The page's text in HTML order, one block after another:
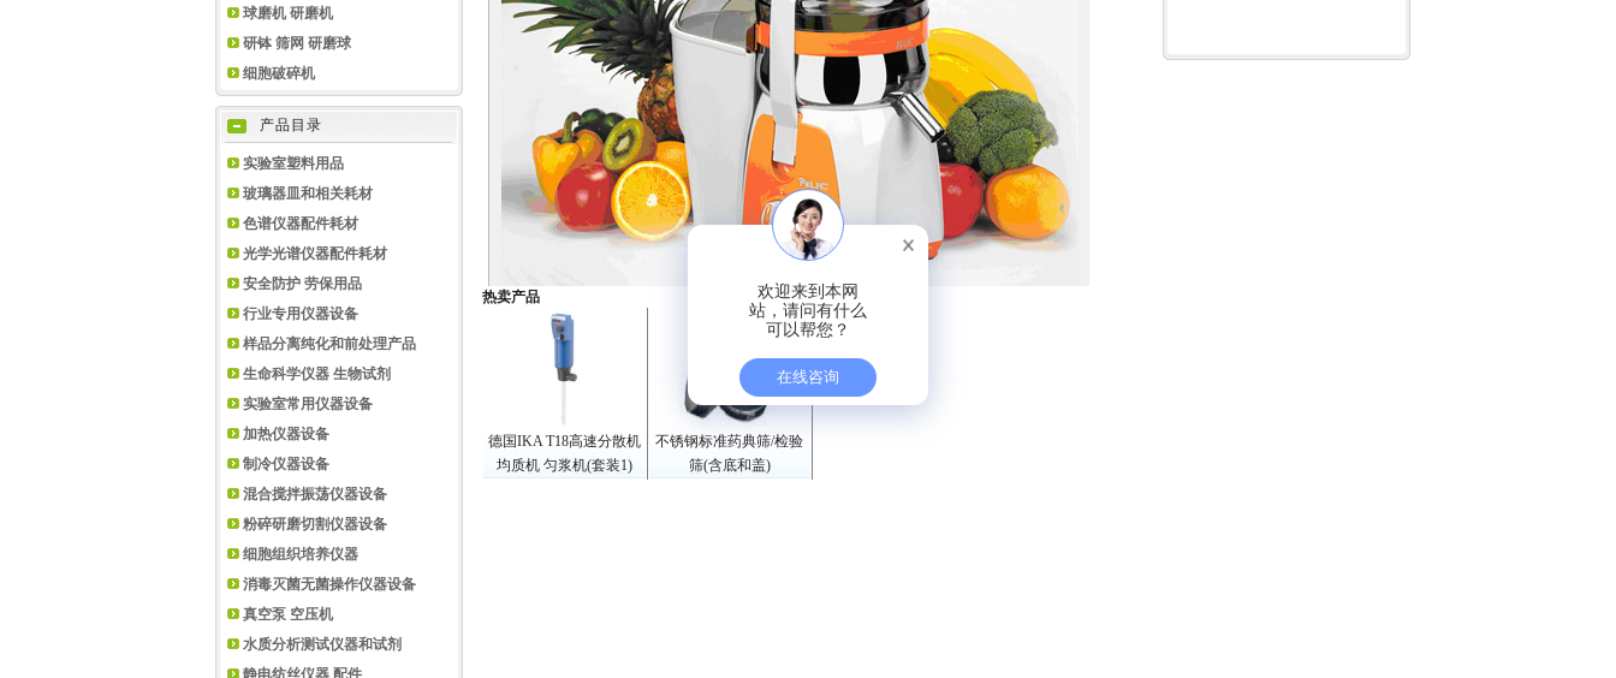
球磨机 研磨机
研钵 筛网 研磨球
细胞破碎机
产品目录
实验室塑料用品
玻璃器皿和相关耗材
色谱仪器配件耗材
光学光谱仪器配件耗材
安全防护 劳保用品
行业专用仪器设备
样品分离纯化和前处理产品
生命科学仪器 生物试剂
实验室常用仪器设备
加热仪器设备
制冷仪器设备
混合搅拌振荡仪器设备
粉碎研磨切割仪器设备
细胞组织培养仪器
消毒灭菌无菌操作仪器设备
真空泵 空压机
水质分析测试仪器和试剂
静电纺丝仪器 配件
热卖产品
德国IKA T18高速分散机
均质机 匀浆机(套装1)
不锈钢标准药典筛/检验
筛(含底和盖)
欢迎来到本网
站，请问有什么
可以帮您？
在线咨询